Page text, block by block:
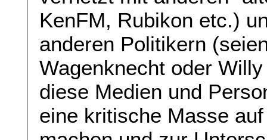
KenFM, Rubikon etc.)
anderen Politikern
Wagenknecht oder
diese Medien und
eine kritische Masse